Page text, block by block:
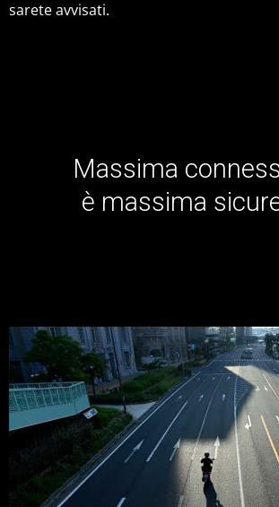
sarete avvisati.
Massima
è massima